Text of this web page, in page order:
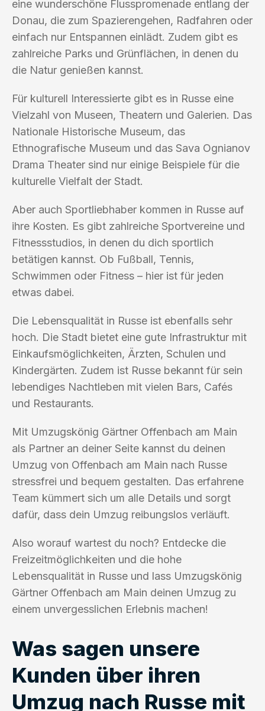
eine wunderschöne Flusspromenade entlang der
Donau, die zum Spazierengehen, Radfahren oder
einfach nur Entspannen einlädt. Zudem gibt es
zahlreiche Parks und Grünflächen, in denen du
die Natur genießen kannst.
Für kulturell Interessierte gibt es in Russe eine
Vielzahl von Museen, Theatern und Galerien. Das
Nationale Historische Museum, das
Ethnografische Museum und das Sava Ognianov
Drama Theater sind nur einige Beispiele für die
kulturelle Vielfalt der Stadt.
Aber auch Sportliebhaber kommen in Russe auf
ihre Kosten. Es gibt zahlreiche Sportvereine und
Fitnessstudios, in denen du dich sportlich
betätigen kannst. Ob Fußball, Tennis,
Schwimmen oder Fitness – hier ist für jeden
etwas dabei.
Die Lebensqualität in Russe ist ebenfalls sehr
hoch. Die Stadt bietet eine gute Infrastruktur mit
Einkaufsmöglichkeiten, Ärzten, Schulen und
Kindergärten. Zudem ist Russe bekannt für sein
lebendiges Nachtleben mit vielen Bars, Cafés
und Restaurants.
Mit Umzugskönig Gärtner Offenbach am Main
als Partner an deiner Seite kannst du deinen
Umzug von Offenbach am Main nach Russe
stressfrei und bequem gestalten. Das erfahrene
Team kümmert sich um alle Details und sorgt
dafür, dass dein Umzug reibungslos verläuft.
Also worauf wartest du noch? Entdecke die
Freizeitmöglichkeiten und die hohe
Lebensqualität in Russe und lass Umzugskönig
Gärtner Offenbach am Main deinen Umzug zu
einem unvergesslichen Erlebnis machen!
Was sagen unsere
Kunden über ihren
Umzug nach Russe mit